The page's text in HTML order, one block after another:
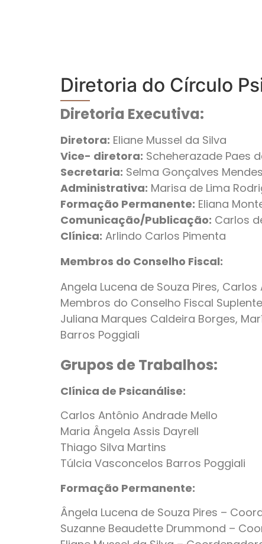
Diretoria do Círculo
Diretoria Executiva:
Diretora: Eliane Mussel da Silva
Vice- diretora: Scheherazade Paes
Secretaria: Selma Gonçalves Mendes
Administrativa: Marisa de Lima
Formação Permanente: Eliana
Comunicação/Publicação: Carlos
Clínica: Arlindo Carlos Pimenta
Membros do Conselho Fiscal:
Angela Lucena de Souza Pires,
Membros do Conselho Fiscal
Juliana Marques Caldeira Borges,
Barros Poggiali
Grupos de Trabalhos:
Clínica de Psicanálise:
Carlos Antônio Andrade Mello
Maria Ângela Assis Dayrell
Thiago Silva Martins
Túlcia Vasconcelos Barros Poggiali
Formação Permanente:
Ângela Lucena de Souza Pires –
Suzanne Beaudette Drummond –